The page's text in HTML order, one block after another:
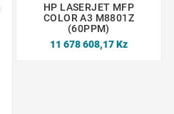
HP LASERJET MFP
COLOR A3 M8801Z
(60PPM)
11 678 608,17 Kz